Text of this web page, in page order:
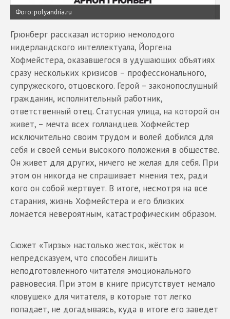
Фото: polyandria.ru
Грюнберг рассказал историю немолодого
нидерландского интеллектуала, Йоргена
Хофмейстера, оказавшегося в удушающих объятиях
сразу нескольких кризисов – профессионального,
супружеского, отцовского. Герой – законопослушный
гражданин, исполнительный работник,
ответственный отец. Статусная улица, на которой он
живет, – мечта всех голландцев. Хофмейстер
исключительно своим трудом и волей добился для
себя и своей семьи высокого положения в обществе.
Он живет для других, ничего не желая для себя. При
этом он никогда не спрашивает мнения тех, ради
кого он собой жертвует. В итоге, несмотря на все
старания, жизнь Хофмейстера и его близких
ломается невероятным, катастрофическим образом.
Сюжет «Тирзы» настолько жесток, жёсток и
непредсказуем, что способен лишить
неподготовленного читателя эмоционального
равновесия. При этом в книге присутствует немало
«ловушек» для читателя, в которые тот легко
попадает, не догадываясь, куда в итоге его заведет